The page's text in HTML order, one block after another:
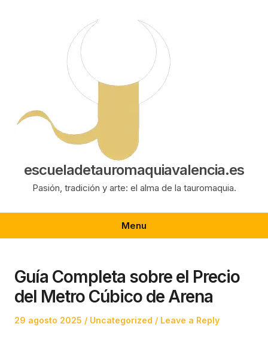
escueladetauromaquiavalencia.es
Pasión, tradición y arte: el alma de la tauromaquia.
Menu
Guía Completa sobre el Precio
del Metro Cúbico de Arena
Posted
29 agosto 2025
Posted
Uncategorized Leave a Reply